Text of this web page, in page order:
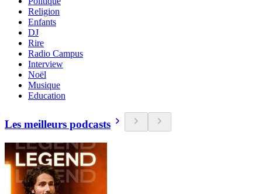
Religion
Enfants
DJ
Rire
Radio Campus
Interview
Noël
Musique
Education
Les meilleurs podcasts